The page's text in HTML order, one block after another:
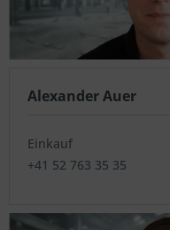
Alexander Auer
Einkauf
+41 52 763 35 35